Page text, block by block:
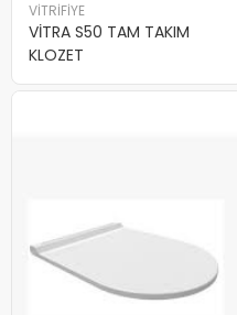
VİTRİFİYE
VİTRA S50 TAM TAKIM
KLOZET